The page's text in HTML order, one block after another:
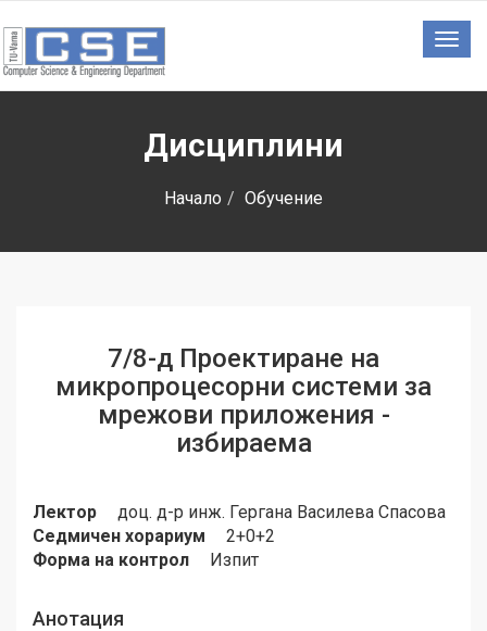
Дисциплини
Начало Обучение
7/8-д Проектиране на
микропроцесорни системи за
мрежови приложения -
избираема
Лектор
доц. д-р инж. Гергана Василева Спасова
Седмичен хорариум
2+0+2
Форма на контрол
Изпит
Анотация